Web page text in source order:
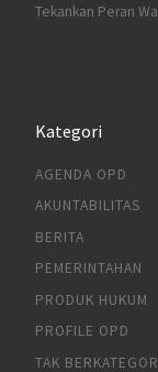
Tekankan Peran
Kategori
AGENDA OPD
AKUNTABILITAS
BERITA
PEMERINTAHAN
PRODUK HUKUM
PROFILE OPD
TAK